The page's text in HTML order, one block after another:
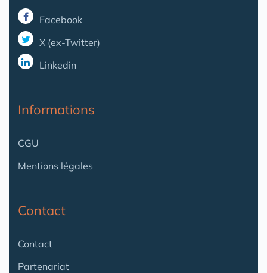
Facebook
X (ex-Twitter)
Linkedin
Informations
CGU
Mentions légales
Contact
Contact
Partenariat